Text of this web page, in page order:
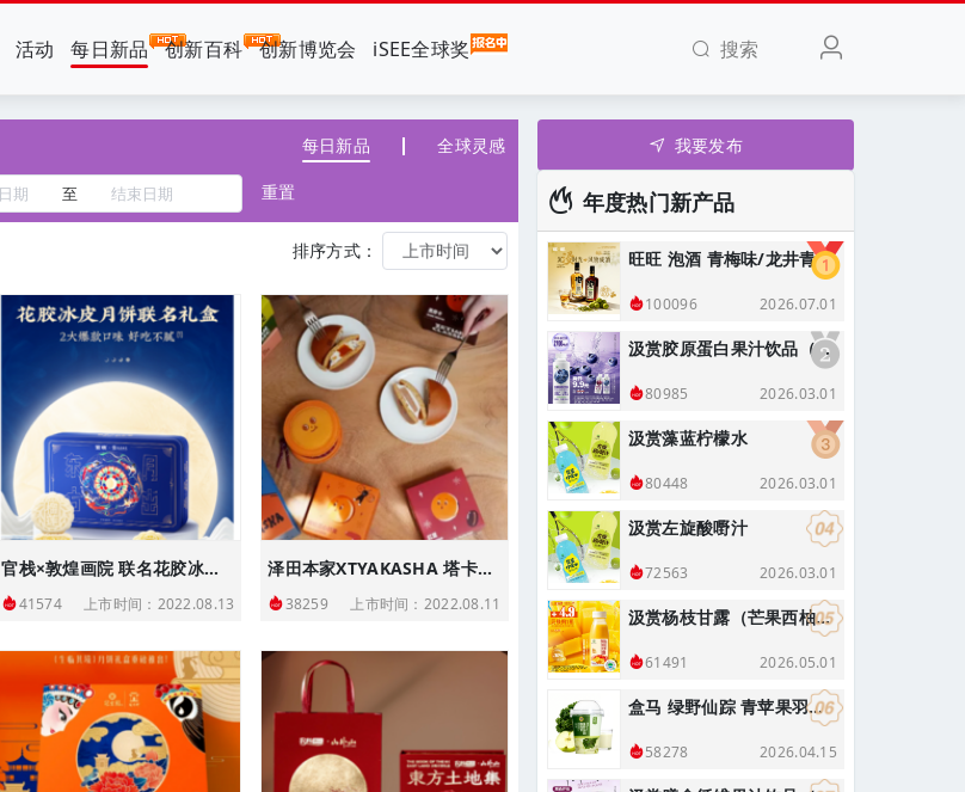
活动 每日新品 创新百科 创新博览会 iSEE全球奖 搜索
每日新品 全球灵感
至 重置
排序方式：
官栈×敦煌画院 联名花胶冰皮月饼
41574 上市时间：2022.08.13
泽田本家XTYAKASHA 塔卡沙 限量铜锣烧中秋礼盒
38259 上市时间：2022.08.11
我要发布
年度热门新产品
旺旺 泡酒 青梅味/龙井青梅味
100096 2026.07.01
汲赏胶原蛋白果汁饮品（蓝莓味）
80985 2026.03.01
汲赏藻蓝柠檬水
80448 2026.03.01
汲赏左旋酸嘢汁
72563 2026.03.01
汲赏杨枝甘露（芒果西柚复合果汁饮料）290g
61491 2026.05.01
盒马 绿野仙踪 青苹果羽衣甘蓝奇亚籽酸奶昔 400g
58278 2026.04.15